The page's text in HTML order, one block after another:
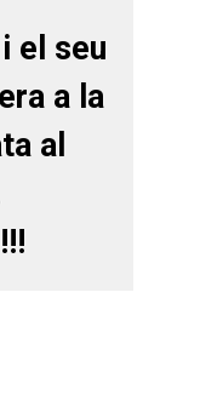
el seu
a la
al